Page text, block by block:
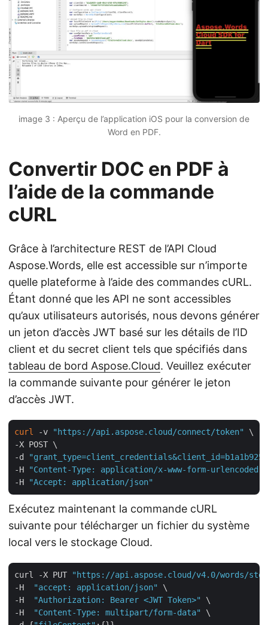
image 3 : Aperçu de l’application iOS pour la conversion de
Word en PDF.
Convertir DOC en PDF à
l’aide de la commande
cURL
Grâce à l’architecture REST de l’API Cloud
Aspose.Words, elle est accessible sur n’importe
quelle plateforme à l’aide des commandes cURL.
Étant donné que les API ne sont accessibles
qu’aux utilisateurs autorisés, nous devons générer
un jeton d’accès JWT basé sur les détails de l’ID
client et du secret client tels que spécifiés dans
tableau de bord Aspose.Cloud. Veuillez exécuter
la commande suivante pour générer le jeton
d’accès JWT.
curl -v "https://api.aspose.cloud/connect/token"
\
-X POST \
-d
"grant_type=client_credentials&client_id=b1a1b925-
-H
"Content-Type: application/x-www-form-urlencoded"
-H
"Accept: application/json"
Exécutez maintenant la commande cURL
suivante pour télécharger un fichier du système
local vers le stockage Cloud.
curl -X PUT
"https://api.aspose.cloud/v4.0/words/
-H
"accept: application/json"
\
-H
"Authorization: Bearer <JWT Token>"
\
-H
"Content-Type: multipart/form-data"
\